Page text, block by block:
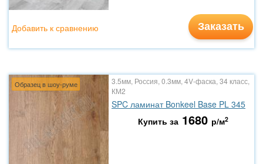
Заказать
Добавить к сравнению
Образец в шоу-руме
3.5мм, Россия, 0.3мм, 4V-фаска, 34 класс,
КМ2
SPC ламинат Bonkeel Base PL 345
Купить за 1680 р/м2